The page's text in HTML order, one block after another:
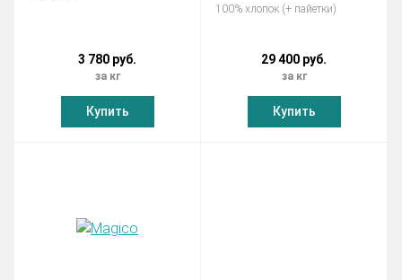
3 780 руб.
за кг
Купить
100% хлопок (+ пайетки)
29 400 руб.
за кг
Купить